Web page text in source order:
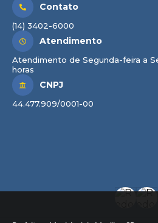
Contato
(14) 3402-6000
Atendimento
Atendimento de Segunda-feira a
horas
CNPJ
44.477.909/0001-00